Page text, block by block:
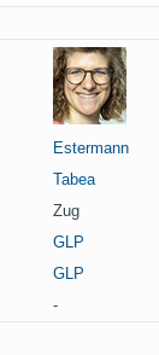
Estermann
Tabea
Zug
GLP
GLP
-